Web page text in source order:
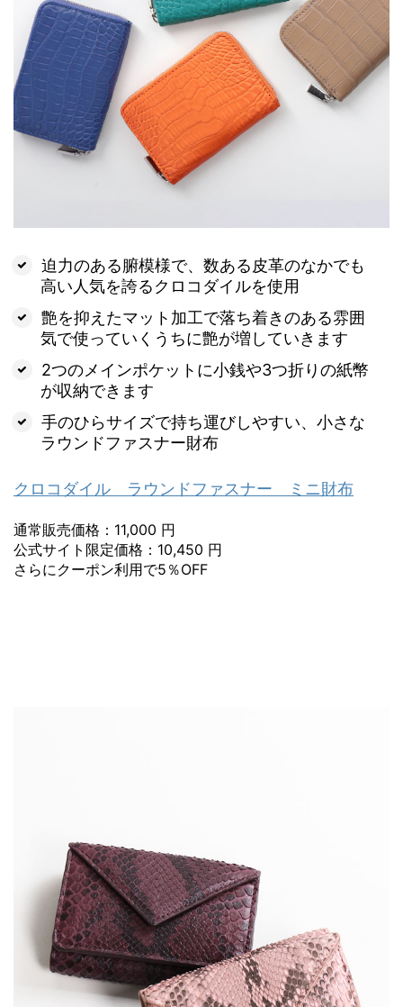
迫力のある腑模様で、数ある皮革のなかでも
高い人気を誇るクロコダイルを使用
艶を抑えたマット加工で落ち着きのある雰囲
気で使っていくうちに艶が増していきます
2つのメインポケットに小銭や3つ折りの紙幣
が収納できます
手のひらサイズで持ち運びしやすい、小さな
ラウンドファスナー財布
クロコダイル ラウンドファスナー ミニ財布
通常販売価格：11,000 円
公式サイト限定価格：10,450 円
さらにクーポン利用で5％OFF